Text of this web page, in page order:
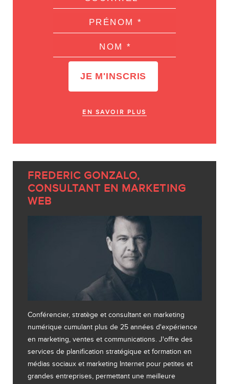
EN SAVOIR PLUS
FREDERIC GONZALO,
CONSULTANT EN MARKETING
WEB
Conférencier, stratège et consultant en marketing
numérique cumulant plus de 25 années d'expérience
en marketing, ventes et communications. J'offre des
services de planification stratégique et formation en
médias sociaux et marketing Internet pour petites et
grandes entreprises, permettant une meilleure